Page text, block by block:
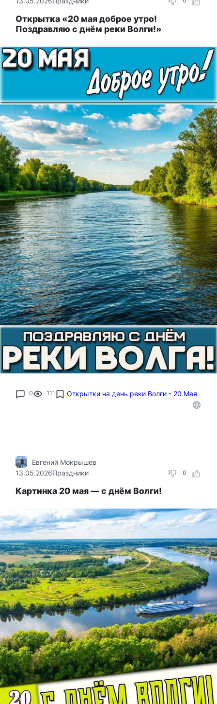
Открытка «20 мая доброе утро!
Поздравляю с днём реки Волги!»
0 111 Открытки на день реки Волги - 20 Мая
0
Евгений Мокрышев
13.05.2026Праздники
Картинка 20 мая — с днём Волги!